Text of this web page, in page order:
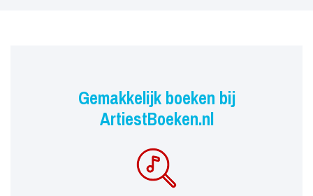
Gemakkelijk boeken bij
ArtiestBoeken.nl